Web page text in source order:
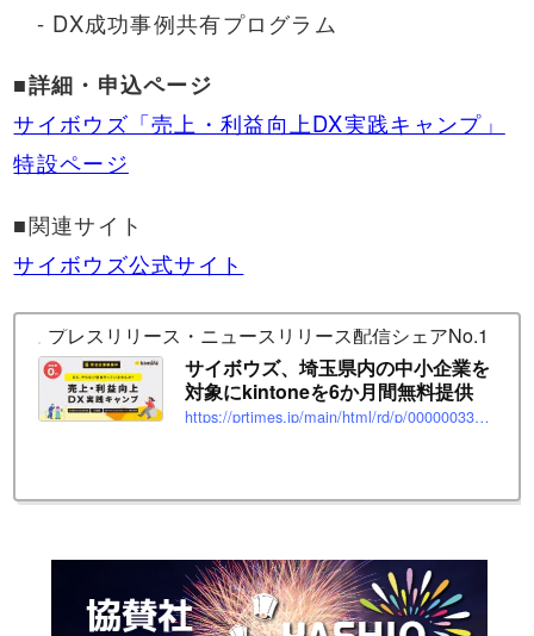
- DX成功事例共有プログラム
■詳細・申込ページ
サイボウズ「売上・利益向上DX実践キャンプ」
特設ページ
■関連サイト
サイボウズ公式サイト
プレスリリース・ニュースリリース配信シェアNo.1｜
サイボウズ、埼玉県内の中小企業を
対象にkintoneを6か月間無料提供
https://prtimes.jp/main/html/rd/p/000000338.000027677.html